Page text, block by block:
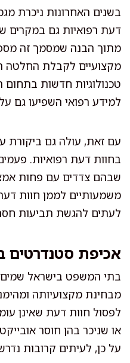
בשנים האחרונות ניכרת
דעת רפואיות גם במקרים
מתוך הבנה שמסמך זה
מקצועיים לקבלת החלטה
טכנולוגיות חדשות
למידע רפואי השפיעו גם
עם זאת, עולה גם ביקורת
בחוות דעת רפואיות.
שבהם צדדים עם פחות
משמעותיים לממן חוות
לעתים להגשת תביעות
אכיפת
בתי המשפט בישראל
מבחינת מקצועיותה
לפסול חוות דעת שאינן
או שניכר בהן חוסר
על כן, לעיתים קרובות